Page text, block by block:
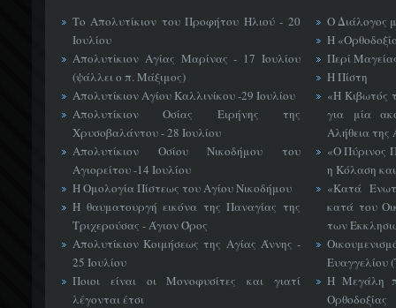
Το Απολυτίκιον του Προφήτου Ηλιού - 20
Ιουλίου
Απολυτίκιον Αγίας Μαρίνας - 17 Ιουλίου
(ψάλλει ο π. Μάξιμος)
Απολυτίκιον Αγίου Καλλινίκου -29 Ιουλίου
Απολυτίκιον Οσίας Ειρήνης της
Χρυσοβαλάντου - 28 Ιουλίου
Απολυτίκιον Οσίου Νικοδήμου του
Αγιορείτου -14 Ιουλίου
Η Ομολογία Πίστεως του Αγίου Νικοδήμου
Η θαυματουργή εικόνα της Παναγίας της
Τριχερούσας - Άγιον Όρος
Απολυτίκιον Κοιμήσεως της Αγίας Άννης -
25 Ιουλίου
Ποιοι είναι οι Μονοφυσίτες και γιατί
λέγονται έτσι
Ο Διάλογος
Η
Περί
Η Πίστη
«H Κιβωτός
για μία
Αλήθεια της
«Ο Πύρινος
η Κόλαση
«Κατά
κατά του
των
Ευαγγελίου
Η Μεγάλη
Ορθοδοξίας